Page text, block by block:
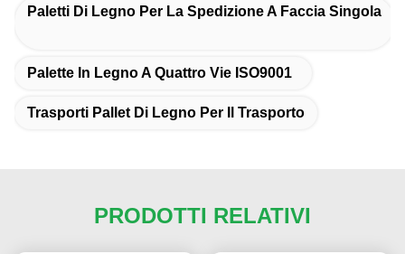
Paletti Di Legno Per La Spedizione A Faccia Singola
Palette In Legno A Quattro Vie ISO9001
Trasporti Pallet Di Legno Per Il Trasporto
PRODOTTI RELATIVI